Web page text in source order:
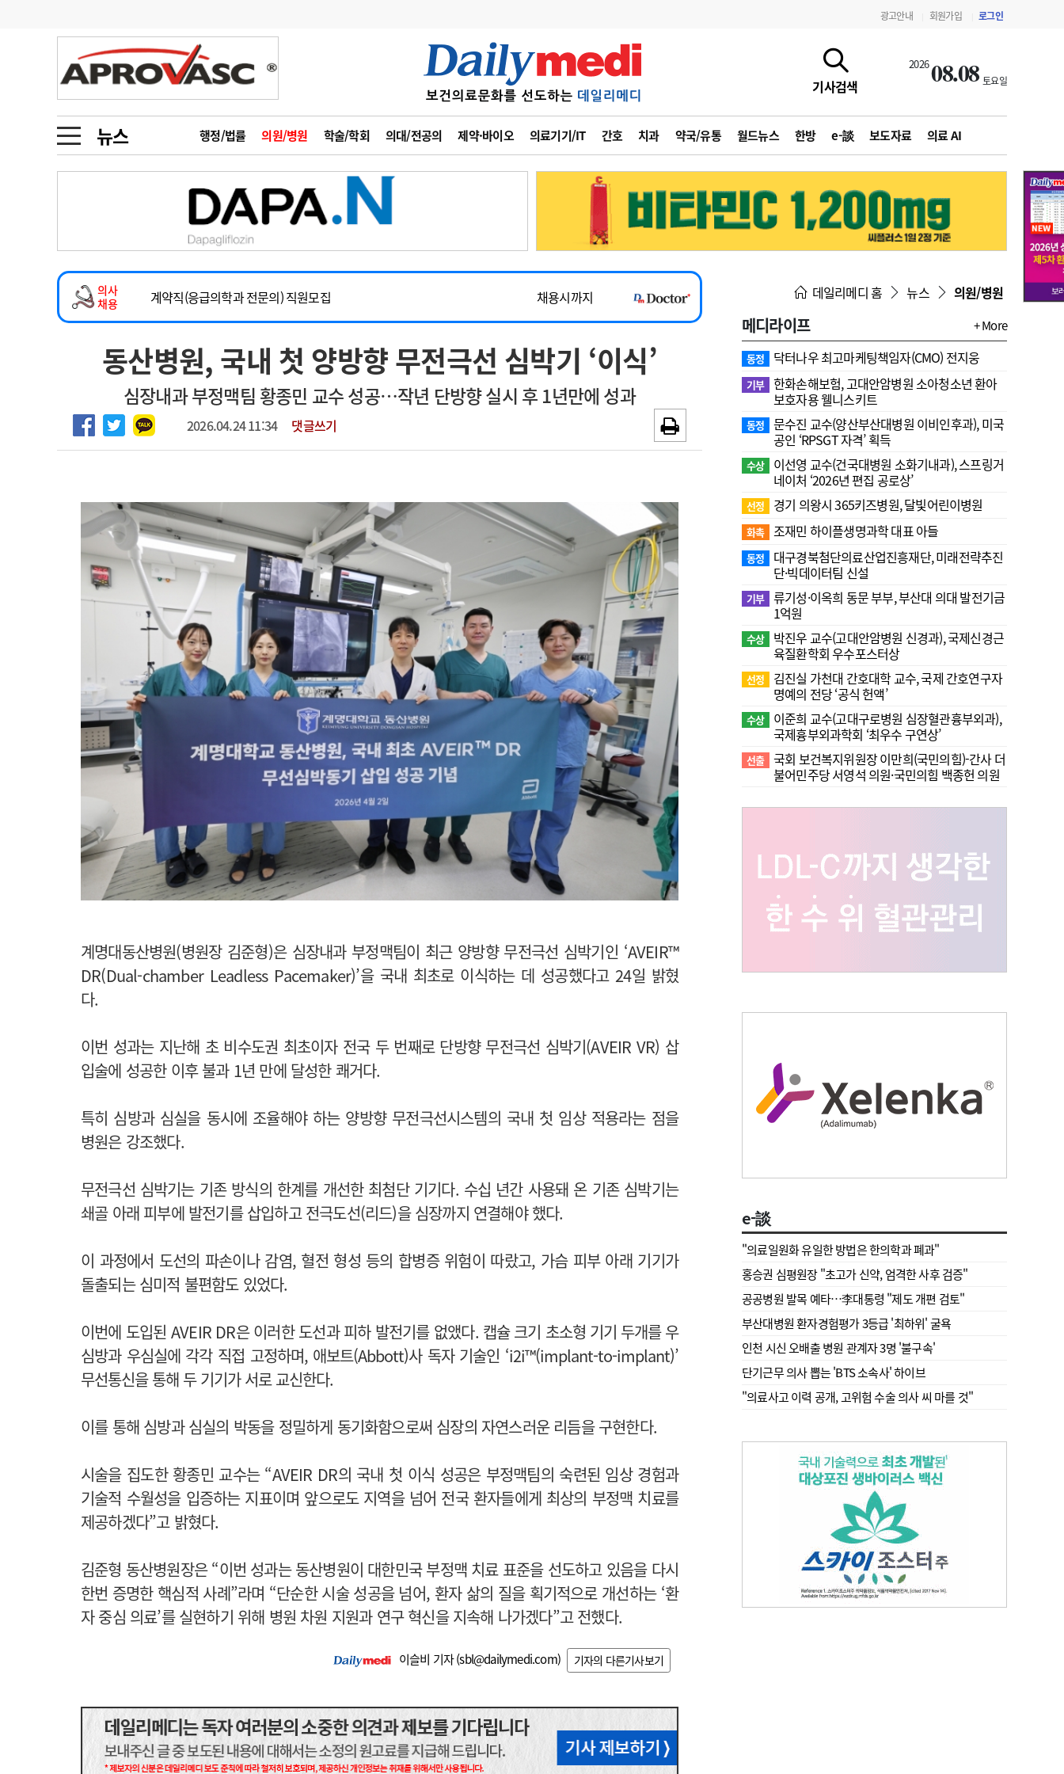
광고안내 회원가입 로그인
기사검색
202608.08 토요일
뉴스 행정/법률 의원/병원 학술/학회 의대/전공의 제약·바이오 의료기기/IT 간호 치과 약국/유통 월드뉴스 한방 e-談 보도자료 의료 AI
금주의 검색어
1
의사인력 수급 추계
2
성분명 처방
3
AI의료
4
전공의 모집 결과
6
관리급여 실시
지필공 지원책
수련환경 개선
의과대학 입시
메디인포 인사 사고
오피니언 칼럼 수첩
인물 초대석 피플
동영상뉴스
포토뉴스
메디 Hospital 지역병원 중소병원
인포메이션 행정처분 판례 정책/통계 공시 지침·기준·평가 약제급여 심사 결과
고객센터 회사소개 법적고지 광고안내
의사
채용
2026년 하반기 인턴 모집
~2026-08-31
마취통증의학과 임기제 임상의사 채용
채용시까지
소아청소년과(소아응급전담) 계약직 의사 공개채용
채용시까지
하반기 전공의(레지던트1년차) 모집
~2026-08-15
2026년 하반기 인턴 모집
~2026-08-31
마취통증의학과 임기제 임상의사 채용
채용시까지
동산병원, 국내 첫 양방향 무전극선 심박기 ‘이식’
심장내과 부정맥팀 황종민 교수 성공…작년 단방향 실시 후 1년만에 성과
2026.04.24 11:34 댓글쓰기
계명대동산병원(병원장 김준형)은 심장내과 부정맥팀이 최근 양방향 무전극선 심박기인 ‘AVEIR™
DR(Dual-chamber Leadless Pacemaker)’을 국내 최초로 이식하는 데 성공했다고 24일 밝혔
다.
이번 성과는 지난해 초 비수도권 최초이자 전국 두 번째로 단방향 무전극선 심박기(AVEIR VR) 삽
입술에 성공한 이후 불과 1년 만에 달성한 쾌거다.
특히 심방과 심실을 동시에 조율해야 하는 양방향 무전극선시스템의 국내 첫 임상 적용라는 점을
병원은 강조했다.
무전극선 심박기는 기존 방식의 한계를 개선한 최첨단 기기다. 수십 년간 사용돼 온 기존 심박기는
쇄골 아래 피부에 발전기를 삽입하고 전극도선(리드)을 심장까지 연결해야 했다.
이 과정에서 도선의 파손이나 감염, 혈전 형성 등의 합병증 위험이 따랐고, 가슴 피부 아래 기기가
돌출되는 심미적 불편함도 있었다.
이번에 도입된 AVEIR DR은 이러한 도선과 피하 발전기를 없앴다. 캡슐 크기 초소형 기기 두개를 우
심방과 우심실에 각각 직접 고정하며, 애보트(Abbott)사 독자 기술인 ‘i2i™(implant-to-implant)’
무선통신을 통해 두 기기가 서로 교신한다.
이를 통해 심방과 심실의 박동을 정밀하게 동기화함으로써 심장의 자연스러운 리듬을 구현한다.
시술을 집도한 황종민 교수는 “AVEIR DR의 국내 첫 이식 성공은 부정맥팀의 숙련된 임상 경험과
기술적 수월성을 입증하는 지표이며 앞으로도 지역을 넘어 전국 환자들에게 최상의 부정맥 치료를
제공하겠다”고 밝혔다.
김준형 동산병원장은 “이번 성과는 동산병원이 대한민국 부정맥 치료 표준을 선도하고 있음을 다시
한번 증명한 핵심적 사례”라며 “단순한 시술 성공을 넘어, 환자 삶의 질을 획기적으로 개선하는 ‘환
자 중심 의료’를 실현하기 위해 병원 차원 지원과 연구 혁신을 지속해 나가겠다”고 전했다.
이슬비 기자 (sbl@dailymedi.com) 기자의 다른기사보기
데일리메디 홈 뉴스 의원/병원
메디라이프 + More
동정 닥터나우 최고마케팅책임자(CMO) 전지웅
기부 한화손해보험, 고대안암병원 소아청소년 환아
보호자용 웰니스키트
동정
문수진 교수( 양산부산대병원 이비인후과), 미국
공인 ‘RPSGT 자격’ 획득
수상
이선영 교수(건국대병원 소화기내과), 스프링거
네이처 ‘2026년 편집 공로상’
선정 경기 의왕시 365키즈병원, 달빛어린이병원
화촉 조재민 하이플생명과학 대표 아들
동정
대구경북첨단의료산업진흥재단, 미래전략추진
단·빅데이터팀 신설
기부 류기성·이옥희 동문 부부, 부산대 의대 발전기금
1억원
수상
박진우 교수(고대안암병원 신경과), 국제신경근
육질환학회 우수포스터상
선정
김진실 가천대 간호대학 교수, 국제 간호연구자
명예의 전당 ‘공식 헌액’
수상
이준희 교수(고대구로병원 심장혈관흉부외과),
국제흉부외과학회 ‘최우수 구연상’
선출 국회 보건복지위원장 이만희(국민의힘)-간사 더
불어민주당 서영석 의원·국민의힘 백종헌 의원
e-談
"의료일원화 유일한 방법은 한의학과 폐과"
홍승권 심평원장 " 초고가 신약, 엄격한 사후 검증"
공공병원 발목 예타…李대통령 "제도 개편 검토"
부산대병원 환자경험평가 3등급 '최하위' 굴욕
인천 시신 오배출 병원 관계자 3명 '불구속'
단기근무 의사 뽑는 'BTS 소속사' 하이브
"의료사고 이력 공개, 고위험 수술 의사 씨 마를 것"